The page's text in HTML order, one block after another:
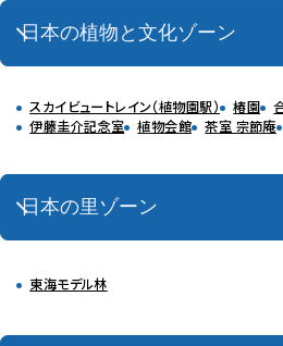
日本の植物と文化ゾーン
スカイビュートレイン（植物園駅） 椿園
伊藤圭介記念室
植物会館 茶室 宗節庵
日本の里ゾーン
東海モデル林